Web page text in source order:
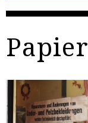
Papier